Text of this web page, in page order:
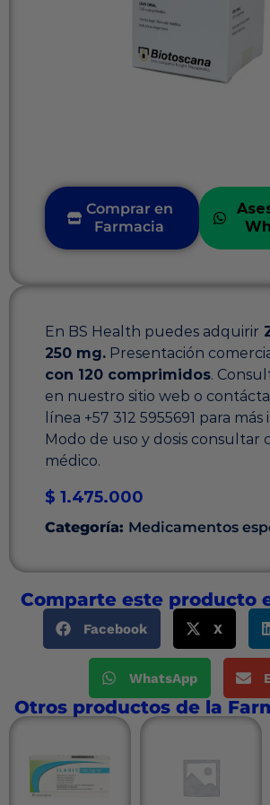
Comprar en
Farmacia
En BS Health puedes adquirir
250 mg. Presentación
con 120 comprimidos.
en nuestro sitio web o
línea +57 312 5955691 para
Modo de uso y dosis consultar
médico.
$ 1.475.000
Categoría: Medicamentos
Comparte este producto
Facebook X
WhatsApp
Otros productos de la